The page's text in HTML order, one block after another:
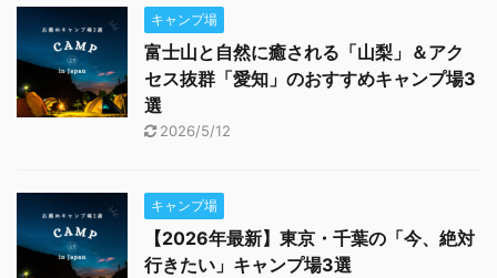
キャンプ場
富士山と自然に癒される「山梨」＆アク
セス抜群「愛知」のおすすめキャンプ場3
選
2026/5/12
キャンプ場
【2026年最新】東京・千葉の「今、絶対
行きたい」キャンプ場3選